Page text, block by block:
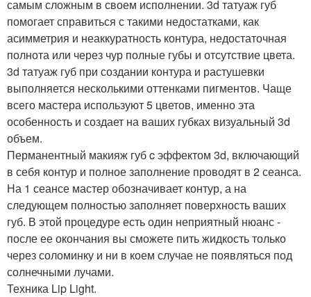
самым сложным в своем исполнении. 3d татуаж губ
помогает справиться с такими недостатками, как
асимметрия и неаккуратность контура, недостаточная
полнота или через чур полные губы и отсутствие цвета.
3d татуаж губ при создании контура и растушевки
выполняется несколькими оттенками пигментов. Чаще
всего мастера используют 5 цветов, именно эта
особенность и создает на ваших губках визуальный 3d
объем.
Перманентный макияж губ c эффектом 3d, включающий
в себя контур и полное заполнение проводят в 2 сеанса.
На 1 сеансе мастер обозначивает контур, а на
следующем полностью заполняет поверхность ваших
губ. В этой процедуре есть один неприятный нюанс -
после ее окончания вы сможете пить жидкость только
через соломинку и ни в коем случае не появляться под
солнечными лучами.
Техника Lip Light.